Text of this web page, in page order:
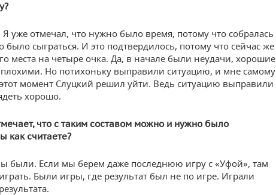
уже отмечал, что нужно было время, потому что собралась
сыграться. И это подтвердилось, потому что сейчас же
места на четыре очка. Да, в начале были неудачи, хорошие
Но потихоньку выправили ситуацию, и мне самому
момент Слуцкий решил уйти. Ведь ситуацию выправили
хорошо.
что с таким составом можно и нужно было
как считаете?
были. Если мы берем даже последнюю игру с «Уфой», там
Были игры, где результат был не по игре. Играли